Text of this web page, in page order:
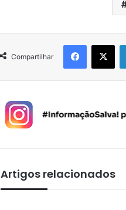
Compartilhar
Artigos relacionados